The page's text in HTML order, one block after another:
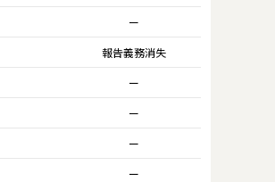
ー
報告義務消失
ー
ー
ー
ー